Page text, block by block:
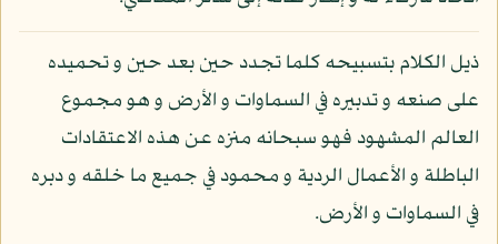
ذيل الكلام بتسبيحه كلما تجدد حين بعد حين و تحميده
على صنعه و تدبيره في السماوات و الأرض و هو مجموع
العالم المشهود فهو سبحانه منزه عن هذه الاعتقادات
الباطلة و الأعمال الردية و محمود في جميع ما خلقه و دبره
في السماوات و الأرض.